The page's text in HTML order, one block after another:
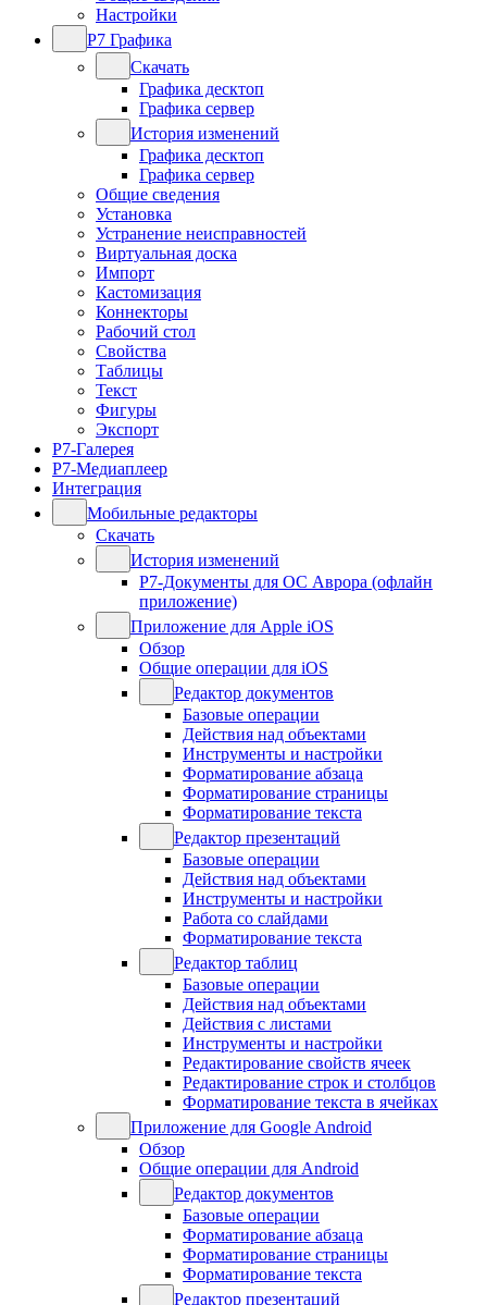
Настройки
Р7 Графика
Скачать
Графика десктоп
Графика сервер
История изменений
Графика десктоп
Графика сервер
Общие сведения
Установка
Устранение неисправностей
Виртуальная доска
Импорт
Кастомизация
Коннекторы
Рабочий стол
Свойства
Таблицы
Текст
Фигуры
Экспорт
Р7-Галерея
Р7-Медиаплеер
Интеграция
Мобильные редакторы
Скачать
История изменений
Р7-Документы для ОС Аврора (офлайн
приложение)
Приложение для Apple iOS
Обзор
Общие операции для iOS
Редактор документов
Базовые операции
Действия над объектами
Инструменты и настройки
Форматирование абзаца
Форматирование страницы
Форматирование текста
Редактор презентаций
Базовые операции
Действия над объектами
Инструменты и настройки
Работа со слайдами
Форматирование текста
Редактор таблиц
Базовые операции
Действия над объектами
Действия с листами
Инструменты и настройки
Редактирование свойств ячеек
Редактирование строк и столбцов
Форматирование текста в ячейках
Приложение для Google Android
Обзор
Общие операции для Android
Редактор документов
Базовые операции
Форматирование абзаца
Форматирование страницы
Форматирование текста
Редактор презентаций